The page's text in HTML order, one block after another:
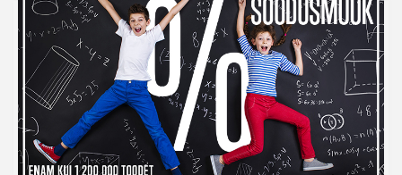
Caruba Ujuv käepide GoPro kinnitusega (must/oranž)
Caruba Ujuv käepide GoPro kinnitusega muudab GoPro
kaameraga filmimise pikemaks ajaks või ühe käega
filmimise lihtsamaks. Pehme käepide tagab turvalise ja
mugava haarde kaamera üle. Käepide ujub vees, seega ei
vaju kaamera põhja. Silmatorkava värvi tõttu ei jäta sa oma
varustust kergesti märkamata. Sama värvi randmepael
pakub lisaturvalisust, kui töötad oma väärtusliku
kaameraga. Käepide GoPro kaameratele Ujub vees